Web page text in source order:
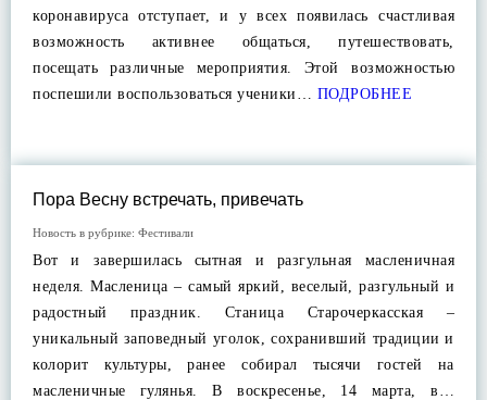
коронавируса отступает, и у всех появилась счастливая
возможность активнее общаться, путешествовать,
посещать различные мероприятия. Этой возможностью
поспешили воспользоваться ученики… ПОДРОБНЕЕ
Пора Весну встречать, привечать
Новость в рубрике: Фестивали
Вот и завершилась сытная и разгульная масленичная
неделя. Масленица – самый яркий, веселый, разгульный и
радостный праздник. Станица Старочеркасская –
уникальный заповедный уголок, сохранивший традиции и
колорит культуры, ранее собирал тысячи гостей на
масленичные гулянья. В воскресенье, 14 марта, в…